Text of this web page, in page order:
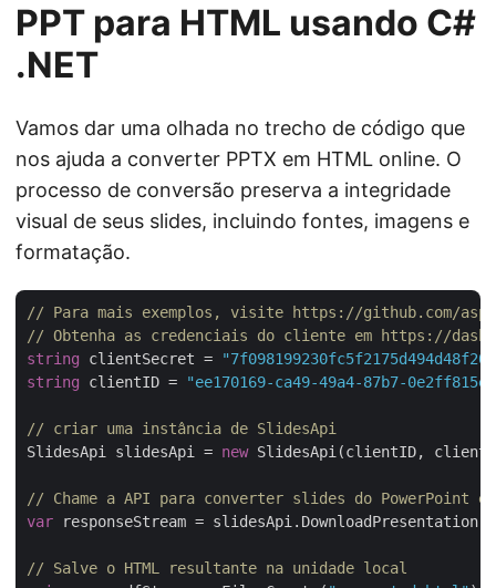
PPT para HTML usando C#
.NET
Vamos dar uma olhada no trecho de código que
nos ajuda a converter PPTX em HTML online. O
processo de conversão preserva a integridade
visual de seus slides, incluindo fontes, imagens e
formatação.
// Para mais exemplos, visite https://github.com/
// Obtenha as credenciais do cliente em https://
string clientSecret =
string clientID = "ee170169-ca49-49a4-87b7-
// criar uma instância de SlidesApi
SlidesApi slidesApi = new SlidesApi(clientID,
// Chame a API para converter slides do PowerPoint em
var responseStream = slidesApi.DownloadPresentation(
// Salve o HTML resultante na unidade local